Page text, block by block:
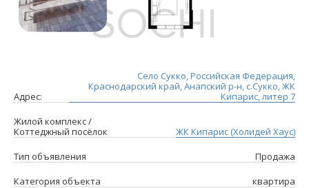
Адрес:
Село Сукко, Российская Федерация,
Краснодарский край, Анапский р-н, с.Сукко, ЖК
Кипарис, литер 7
Жилой комплекс /
Коттеджный посёлок
ЖК Кипарис (Холидей Хаус)
Тип объявления
Продажа
Категория объекта
квартира